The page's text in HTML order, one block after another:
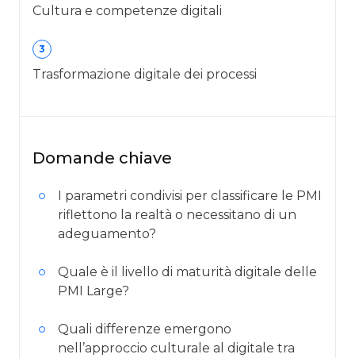
Cultura e competenze digitali
3
Trasformazione digitale dei processi
Domande chiave
I parametri condivisi per classificare le PMI
riflettono la realtà o necessitano di un
adeguamento?
Quale è il livello di maturità digitale delle
PMI Large?
Quali differenze emergono
nell’approccio culturale al digitale tra